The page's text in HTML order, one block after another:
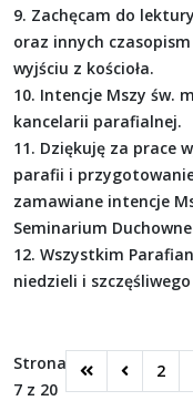
9. Zachęcam do
oraz innych
wyjściu z kościoła.
10. Intencje Mszy św.
kancelarii parafialnej.
11. Dziękuję za prace
parafii i
zamawiane intencje
Seminarium
12. Wszystkim
niedzieli i
Strona
7 z 20
2